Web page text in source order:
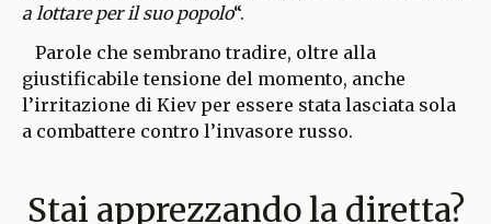
a lottare per il suo popolo“.
Parole che sembrano tradire, oltre alla
giustificabile tensione del momento, anche
l’irritazione di Kiev per essere stata lasciata sola
a combattere contro l’invasore russo.
Stai apprezzando la diretta?